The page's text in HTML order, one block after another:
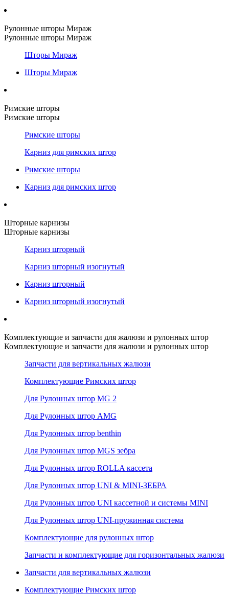
Рулонные шторы Мираж
Рулонные шторы Мираж
Шторы Мираж
Шторы Мираж
Римские шторы
Римские шторы
Римские шторы
Карниз для римских штор
Римские шторы
Карниз для римских штор
Шторные карнизы
Шторные карнизы
Карниз шторный
Карниз шторный изогнутый
Карниз шторный
Карниз шторный изогнутый
Комплектующие и запчасти для жалюзи и рулонных штор
Комплектующие и запчасти для жалюзи и рулонных штор
Запчасти для вертикальных жалюзи
Комплектующие Римских штор
Для Рулонных штор MG 2
Для Рулонных штор AMG
Для Рулонных штор benthin
Для Рулонных штор MGS зебра
Для Рулонных штор ROLLA кассета
Для Рулонных штор UNI & MINI-ЗЕБРА
Для Рулонных штор UNI кассетной и системы MINI
Для Рулонных штор UNI-пружинная система
Комплектующие для рулонных штор
Запчасти и комплектующие для горизонтальных жалюзи
Запчасти для вертикальных жалюзи
Комплектующие Римских штор